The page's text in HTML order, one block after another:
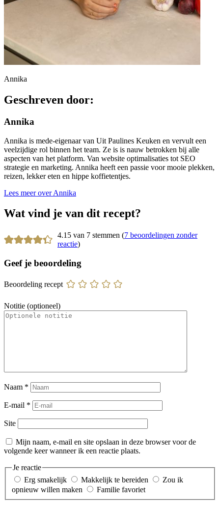
Annika
Geschreven door:
Annika
Annika is mede-eigenaar van Uit Paulines Keuken en vervult een
veelzijdige rol binnen het team. Ze is is nauw betrokken bij alle
aspecten van het platform. Van website optimalisaties tot SEO
strategie en marketing. Annika heeft een passie voor mooie plekken,
reizen, lekker eten en hippe koffietentjes.
Lees meer over Annika
Wat vind je van dit recept?
4.15 van 7 stemmen (7 beoordelingen zonder
reactie)
Geef je beoordeling
Beoordeling recept
Notitie (optioneel)
Naam *
E-mail *
Site
Mijn naam, e-mail en site opslaan in deze browser voor de
volgende keer wanneer ik een reactie plaats.
Je reactie
Erg smakelijk
Makkelijk te bereiden
Zou ik
opnieuw willen maken
Familie favoriet